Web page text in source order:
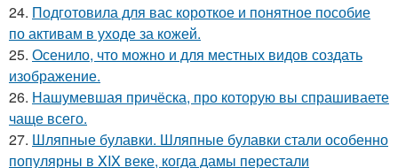
24. Подготовила для вас короткое и понятное пособие
по активам в уходе за кожей.
25. Осенило, что можно и для местных видов создать
изображение.
26. Нашумевшая причёска, про которую вы спрашиваете
чаще всего.
27. Шляпные булавки. Шляпные булавки стали особенно
популярны в XIX веке, когда дамы перестали